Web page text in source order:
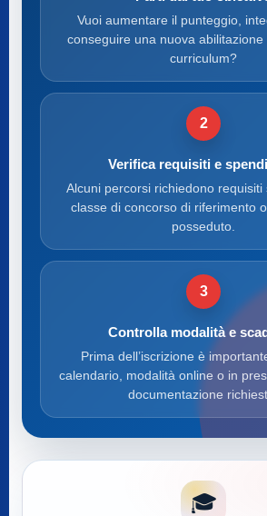
Vuoi aumentare il punteggio,
conseguire una nuova
curriculum?
2
Verifica requisiti e
Alcuni percorsi richiedono requisiti
classe di concorso di riferimento
posseduto.
3
Controlla modalità e
Prima dell’iscrizione è
calendario, modalità online o in
documentazione
🎓